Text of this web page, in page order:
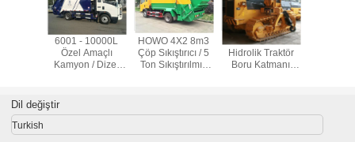
120KW
9.726L Motor
18CBM Özel
Amaçlı Kamyon /
Kirli Su Euro 2
Manuel Şanzıman
Tipi için 266HP
Motor Hacmi
4500ml 1.2cbm
Çöp Kovası ile
Dil değiştir
Turkish